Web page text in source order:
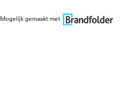
Mogelijk gemaakt met